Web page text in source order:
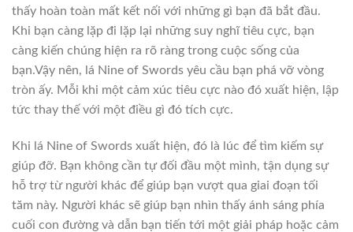
thấy hoàn toàn mất kết nối với những gì bạn đã bắt đầu.
Khi bạn càng lặp đi lặp lại những suy nghĩ tiêu cực, bạn
càng kiến chúng hiện ra rõ ràng trong cuộc sống của
bạn.Vậy nên, lá Nine of Swords yêu cầu bạn phá vỡ vòng
tròn ấy. Mỗi khi một cảm xúc tiêu cực nào đó xuất hiện, lập
tức thay thế với một điều gì đó tích cực.
Khi lá Nine of Swords xuất hiện, đó là lúc để tìm kiếm sự
giúp đỡ. Bạn không cần tự đối đầu một mình, tận dụng sự
hỗ trợ từ người khác để giúp bạn vượt qua giai đoạn tối
tăm này. Người khác sẽ giúp bạn nhìn thấy ánh sáng phía
cuối con đường và dẫn bạn tiến tới một giải pháp hoặc cảm